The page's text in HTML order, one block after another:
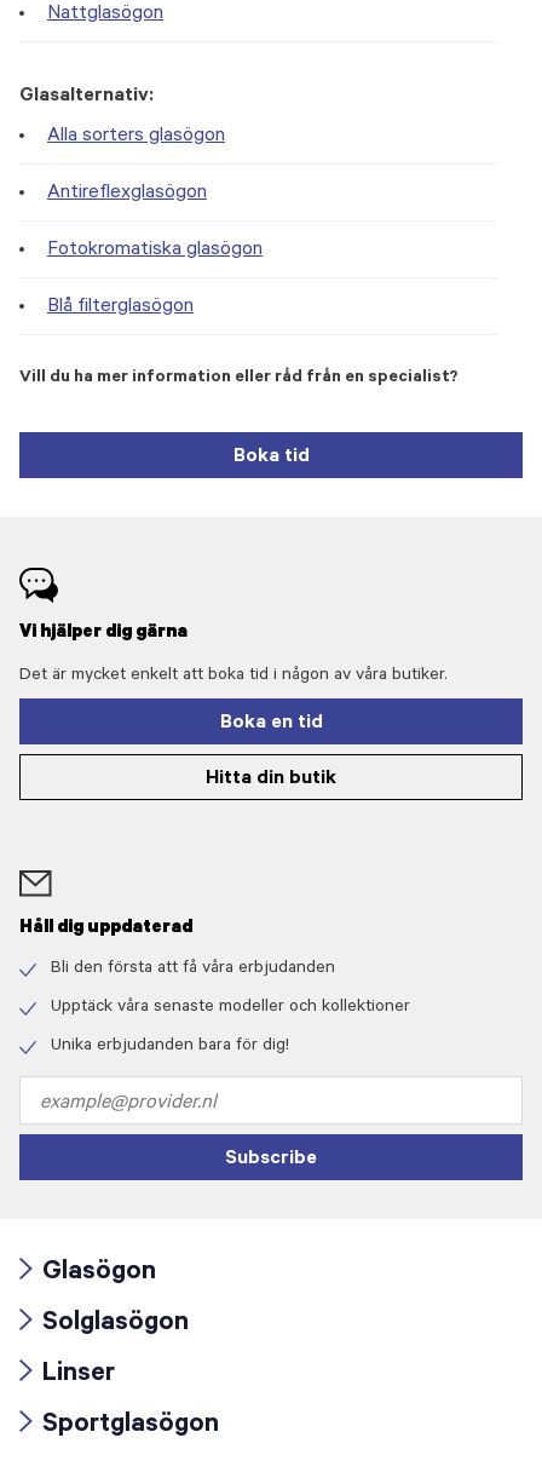
Nattglasögon
Glasalternativ:
Alla sorters glasögon
Antireflexglasögon
Fotokromatiska glasögon
Blå filterglasögon
Vill du ha mer information eller råd från en specialist?
Boka tid
Vi hjälper dig gärna
Det är mycket enkelt att boka tid i någon av våra butiker.
Boka en tid
Hitta din butik
Håll dig uppdaterad
icon
Bli den första att få våra erbjudanden
icon
Upptäck våra senaste modeller och kollektioner
Unika erbjudanden bara för dig!
address
Subscribe
icon
Glasögon
icon
Solglasögon
icon
Linser
Sportglasögon